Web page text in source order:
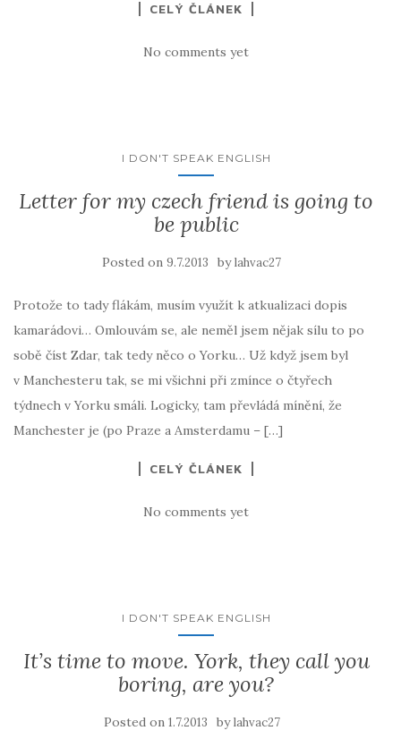
CELÝ ČLÁNEK
No comments yet
I DON'T SPEAK ENGLISH
Letter for my czech friend is going to
be public
Posted on 9.7.2013 bylahvac27
Protože to tady flákám, musím využít k atkualizaci dopis
kamarádovi… Omlouvám se, ale neměl jsem nějak sílu to po
sobě číst Zdar, tak tedy něco o Yorku… Už když jsem byl
v Manchesteru tak, se mi všichni při zmínce o čtyřech
týdnech v Yorku smáli. Logicky, tam převládá mínění, že
Manchester je (po Praze a Amsterdamu – […]
CELÝ ČLÁNEK
No comments yet
I DON'T SPEAK ENGLISH
It’s time to move. York, they call you
boring, are you?
Posted on 1.7.2013 bylahvac27